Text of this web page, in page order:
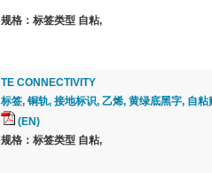
规格：标签类型 自粘,
TE CONNECTIVITY
标签, 铜轨, 接地标识, 乙烯, 黄绿底黑字, 自
(EN)
规格：标签类型 自粘,